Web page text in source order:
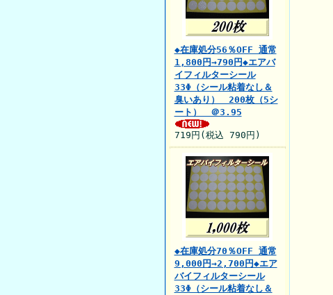
◆在庫処分56％OFF 通常
1,800円→790円◆エアバ
イフィルターシール
33Φ（シール粘着なし＆
臭いあり） 200枚（5シ
ート） ＠3.95
719円(税込 790円)
◆在庫処分70％OFF 通常
9,000円→2,700円◆エア
バイフィルターシール
33Φ（シール粘着なし＆